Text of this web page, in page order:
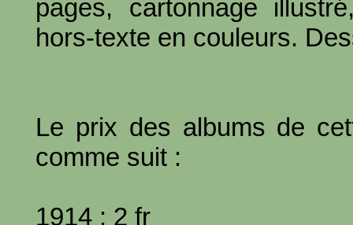
pages, cartonnage
hors-texte en couleurs.
Le prix des albums de
comme suit :
1914 : 2 fr